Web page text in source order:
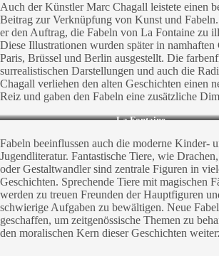
Auch der Künstler Marc Chagall leistete einen
Beitrag zur Verknüpfung von Kunst und
er den Auftrag, die Fabeln von La Fontaine zu
Diese Illustrationen wurden später in namhaften
Paris, Brüssel und Berlin ausgestellt. Die
surrealistischen Darstellungen und auch die
Chagall verliehen den alten Geschichten einen
Reiz und gaben den Fabeln eine zusätzliche
La Fontaine
Fabeln beeinflussen auch die moderne Kinder-
Jugendliteratur. Fantastische Tiere, wie
oder Gestaltwandler sind zentrale Figuren in
Geschichten. Sprechende Tiere mit magischen
werden zu treuen Freunden der Hauptfiguren
schwierige Aufgaben zu bewältigen. Neue
geschaffen, um zeitgenössische Themen zu
den moralischen Kern dieser Geschichten